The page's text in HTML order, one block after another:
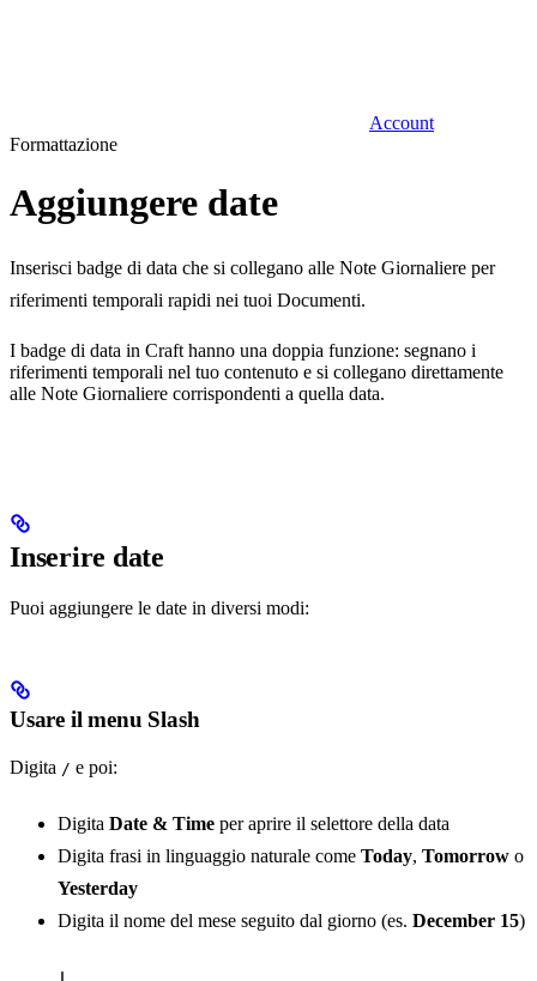
Account
Formattazione
Aggiungere date
Inserisci badge di data che si collegano alle Note Giornaliere per
riferimenti temporali rapidi nei tuoi Documenti.
I badge di data in Craft hanno una doppia funzione: segnano i
riferimenti temporali nel tuo contenuto e si collegano direttamente
alle Note Giornaliere corrispondenti a quella data.
Inserire date
Puoi aggiungere le date in diversi modi:
Usare il menu Slash
Digita / e poi:
Digita Date & Time per aprire il selettore della data
Digita frasi in linguaggio naturale come Today, Tomorrow o
Yesterday
Digita il nome del mese seguito dal giorno (es. December 15)